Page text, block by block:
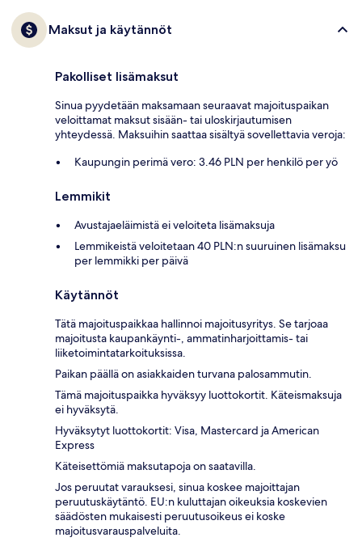
Maksut ja käytännöt
Pakolliset lisämaksut
Sinua pyydetään maksamaan seuraavat majoituspaikan
veloittamat maksut sisään- tai uloskirjautumisen
yhteydessä. Maksuihin saattaa sisältyä sovellettavia veroja:
Kaupungin perimä vero: 3.46 PLN per henkilö per yö
Lemmikit
Avustajaeläimistä ei veloiteta lisämaksuja
Lemmikeistä veloitetaan 40 PLN:n suuruinen lisämaksu
per lemmikki per päivä
Käytännöt
Tätä majoituspaikkaa hallinnoi majoitusyritys. Se tarjoaa
majoitusta kaupankäynti-, ammatinharjoittamis- tai
liiketoimintatarkoituksissa.
Paikan päällä on asiakkaiden turvana palosammutin.
Tämä majoituspaikka hyväksyy luottokortit. Käteismaksuja
ei hyväksytä.
Hyväksytyt luottokortit: Visa, Mastercard ja American
Express
Käteisettömiä maksutapoja on saatavilla.
Jos peruutat varauksesi, sinua koskee majoittajan
peruutuskäytäntö. EU:n kuluttajan oikeuksia koskevien
säädösten mukaisesti peruutusoikeus ei koske
majoitusvarauspalveluita.